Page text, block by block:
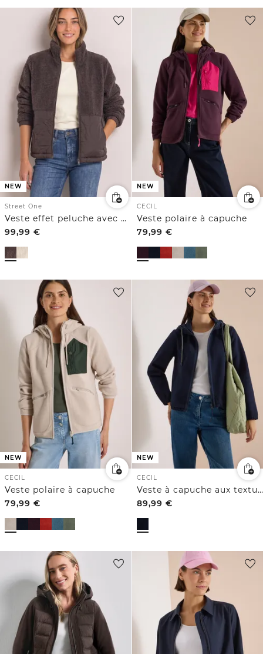
NEW
Street One
Veste effet peluche avec des détails en softshell
99,99 €
NEW
CECIL
Veste polaire à capuche
79,99 €
NEW
CECIL
Veste polaire à capuche
79,99 €
NEW
CECIL
Veste à capuche aux textures variées
89,99 €